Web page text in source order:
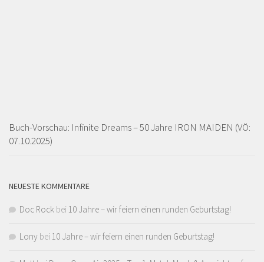
Buch-Vorschau: Infinite Dreams – 50 Jahre IRON MAIDEN (VÖ:
07.10.2025)
NEUESTE KOMMENTARE
Doc Rock bei 10 Jahre – wir feiern einen runden Geburtstag!
Lony bei 10 Jahre – wir feiern einen runden Geburtstag!